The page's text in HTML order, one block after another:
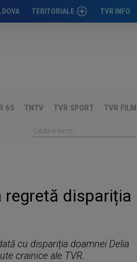
TVR INFO
TERITORIALE
TÂRGU-MUREŞ
65 TNTV TVR SPORT TVR FILM
regretă dispariția
cu dispariția doamnei Delia
crainice ale TVR.